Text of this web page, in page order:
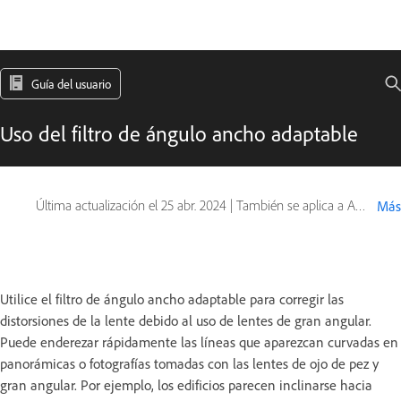
Guía del usuario
Uso del filtro de ángulo ancho adaptable
Última actualización el 25 abr. 2024 | También se aplica a Adobe Photoshop CS6 Más
Utilice el filtro de ángulo ancho adaptable para corregir las
distorsiones de la lente debido al uso de lentes de gran angular.
Puede enderezar rápidamente las líneas que aparezcan curvadas en
panorámicas o fotografías tomadas con las lentes de ojo de pez y
gran angular. Por ejemplo, los edificios parecen inclinarse hacia